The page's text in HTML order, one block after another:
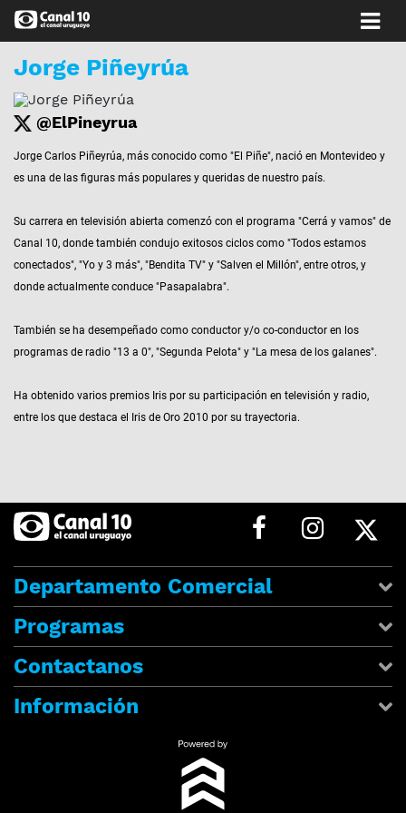
Jorge Piñeyrúa
@ElPineyrua
Jorge Carlos Piñeyrúa, más conocido como "El Piñe", nació en Montevideo y
es una de las figuras más populares y queridas de nuestro país.
Su carrera en televisión abierta comenzó con el programa "Cerrá y vamos" de
Canal 10, donde también condujo exitosos ciclos como "Todos estamos
conectados", "Yo y 3 más", "Bendita TV" y "Salven el Millón", entre otros, y
donde actualmente conduce "Pasapalabra".
También se ha desempeñado como conductor y/o co-conductor en los
programas de radio "13 a 0", "Segunda Pelota" y "La mesa de los galanes".
Ha obtenido varios premios Iris por su participación en televisión y radio,
entre los que destaca el Iris de Oro 2010 por su trayectoria.
Departamento Comercial
Programas
Contactanos
Información